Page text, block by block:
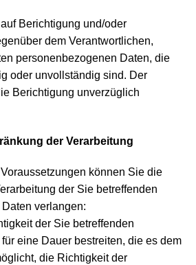
Berichtigung und/oder
dem Verantwortlichen,
personenbezogenen Daten, die
oder unvollständig sind. Der
Berichtigung unverzüglich
der Verarbeitung
können Sie die
der Sie betreffenden
verlangen:
der Sie betreffenden
eine Dauer bestreiten, die es dem
die Richtigkeit der